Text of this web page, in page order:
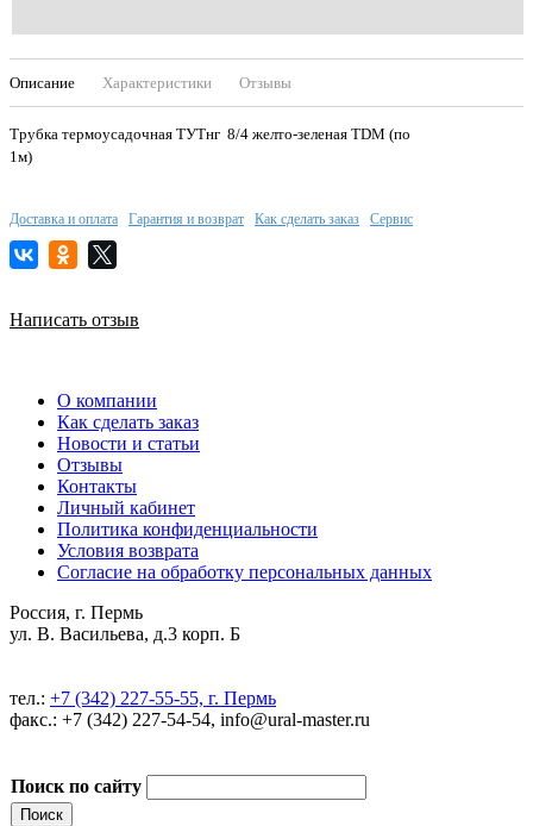
Описание Характеристики Отзывы
Трубка термоусадочная ТУТнг 8/4 желто-зеленая TDM (по
1м)
Доставка и оплата Гарантия и возврат Как сделать заказ Сервис
Написать отзыв
О компании
Как сделать заказ
Новости и статьи
Отзывы
Контакты
Личный кабинет
Политика конфиденциальности
Условия возврата
Согласие на обработку персональных данных
Россия, г. Пермь
ул. В. Васильева, д.3 корп. Б
тел.: +7 (342) 227-55-55, г. Пермь
факс.: +7 (342) 227-54-54, info@ural-master.ru
Поиск по сайту